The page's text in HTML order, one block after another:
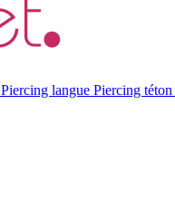
Piercing langue Piercing téton